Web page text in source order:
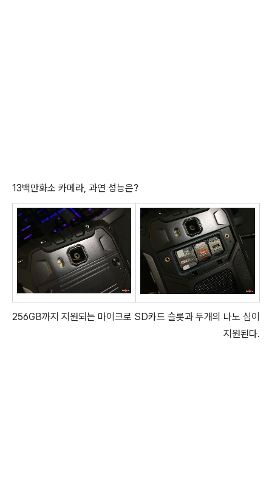
13백만화소 카메라, 과연 성능은?
256GB까지 지원되는 마이크로 SD카드 슬롯과 두개의 나노 심이
지원된다.